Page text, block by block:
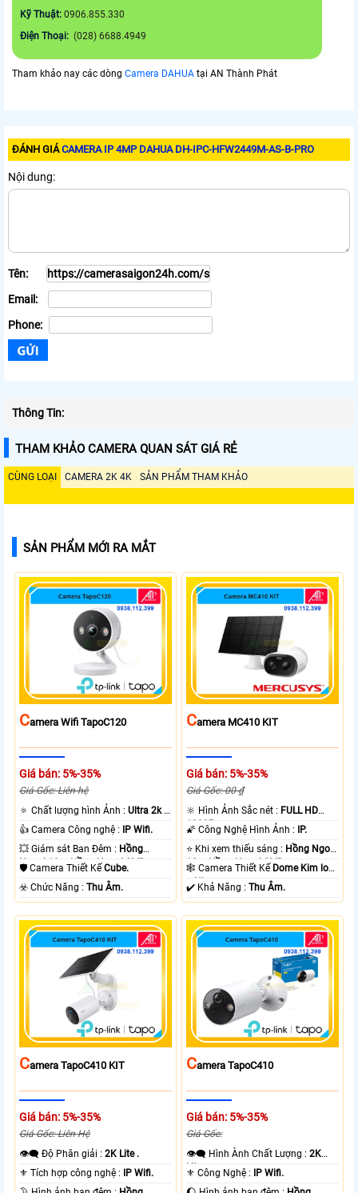
Kỹ Thuật: 0906.855.330
Điện Thoại: (028) 6688.4949
Tham khảo nay các dòng Camera DAHUA tại AN Thành Phát
ĐÁNH GIÁCAMERA IP 4MP DAHUA DH-IPC-HFW2449M-AS-B-PRO
Nội dung:
Tên:
Email:
Phone:
Thông Tin:
THAM KHẢO CAMERA QUAN SÁT GIÁ RẺ
CÙNG LOẠI CAMERA 2K 4K SẢN PHẨM THAM KHẢO
SẢN PHẨM MỚI RA MẮT
CAmera Wifi TapoC120
Giá bán: 5%-35%
Giá Gốc: Liên hệ
🔅 Chất lượng hình Ảnh :Ultra 2k +
.
👍 Camera Công nghệ : IP Wifi.
💥 Giám sát Ban Đêm : Hồng
Ngoại 10m Hồng Ngoại SMD.
🛡 Camera Thiết KếCube.
️☣️ Chức Năng :Thu Âm.
CAmera MC410 KIT
Giá bán: 5%-35%
Giá Gốc: 00 ₫
🔆 Hình Ảnh Sắc nét : FULL HD
1080P .
🌠 Công Nghệ Hình Ảnh : IP.
⭐ Khi xem thiếu sáng : Hồng Ngoại
10m Hồng Ngoại SMD.
🕸️ Camera Thiết Kế Dome Kim loại
+ Nhựa.
️✔️ Khả Năng :Thu Âm.
CAmera TapoC410 KIT
Giá bán: 5%-35%
Giá Gốc: Liên Hệ
👁️‍🗨 Độ Phân giải :2K Lite .
⚜️ Tích hợp công nghệ : IP Wifi.
CAmera TapoC410
Giá bán: 5%-35%
Giá Gốc:
👁️‍🗨 Hình Ành Chất Lượng :2K
Lite .
⚜️ Công Nghệ : IP Wifi.